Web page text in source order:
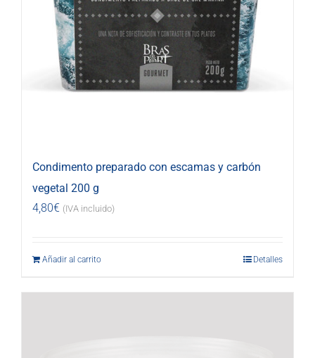
Condimento preparado con escamas y carbón
vegetal 200 g
4,80€ (IVA incluido)
Añadir al carrito Detalles